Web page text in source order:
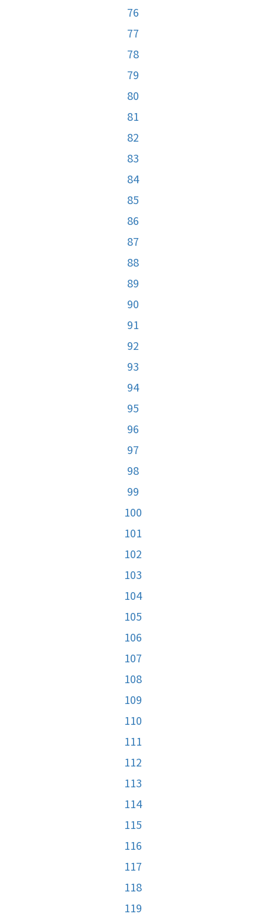
76
77
78
79
80
81
82
83
84
85
86
87
88
89
90
91
92
93
94
95
96
97
98
99
100
101
102
103
104
105
106
107
108
109
110
111
112
113
114
115
116
117
118
119